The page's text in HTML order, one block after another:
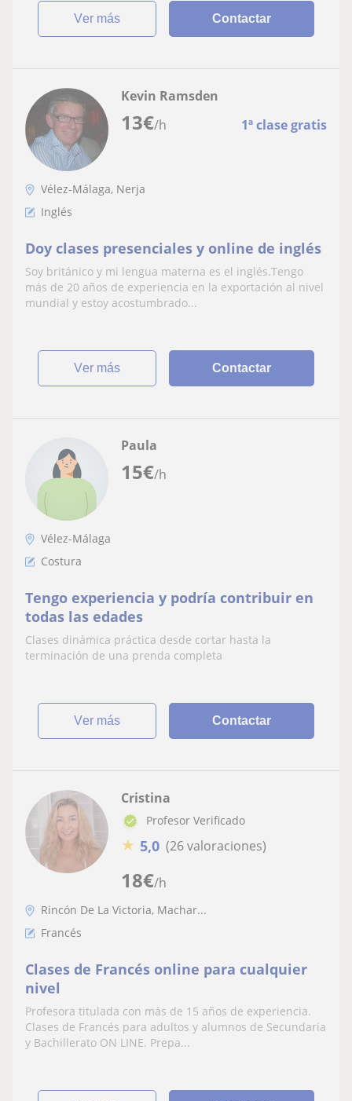
ver más Contactar
13€/h 1ª clase gratis
Kevin Ramsden
Vélez-Málaga, Nerja
Inglés
Doy clases presenciales y online de inglés
Soy británico y mi lengua materna es el inglés.Tengo
más de 20 años de experiencia en la exportación al nivel
mundial y estoy acostumbrado...
ver más Contactar
15€/h
Paula
Vélez-Málaga
Costura
Tengo experiencia y podría contribuir en
todas las edades
Clases dinámica práctica desde cortar hasta la
terminación de una prenda completa
ver más Contactar
18€/h
Cristina
Profesor Verificado
★ 5,0 (26 valoraciones)
Rincón De La Victoria, Machar...
Francés
Clases de Francés online para cualquier
nivel
Profesora titulada con más de 15 años de experiencia.
Clases de Francés para adultos y alumnos de Secundaria
y Bachillerato ON LINE. Prepa...